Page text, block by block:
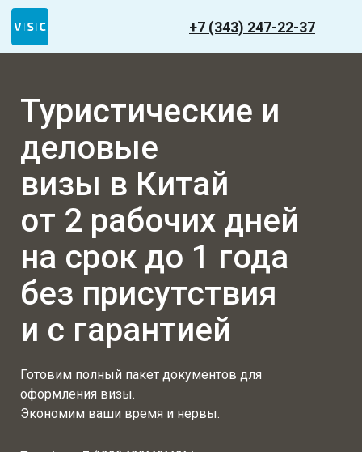
+7 (343) 247-22-37
Туристические и
деловые
визы в Китай
от 2 рабочих дней
на срок до 1 года
без присутствия
и с гарантией
Готовим полный пакет документов для
оформления визы.
Экономим ваши время и нервы.